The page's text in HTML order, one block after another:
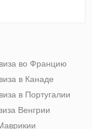
во Францию
в Канаде
в Португалии
Венгрии